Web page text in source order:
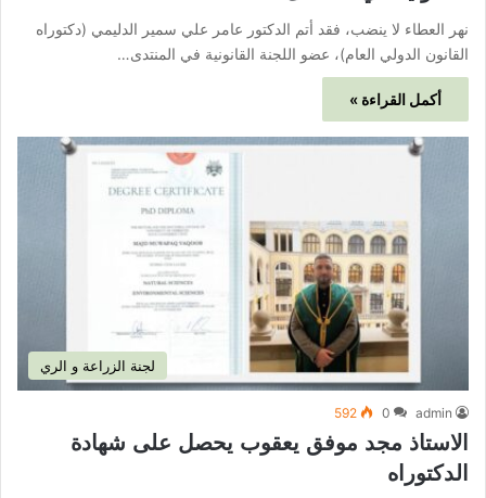
نهر العطاء لا ينضب، فقد أتم الدكتور عامر علي سمير الدليمي (دكتوراه
القانون الدولي العام)، عضو اللجنة القانونية في المنتدى…
أكمل القراءة »
لجنة الزراعة و الري
admin
0
592
الاستاذ مجد موفق يعقوب يحصل على شهادة
الدكتوراه